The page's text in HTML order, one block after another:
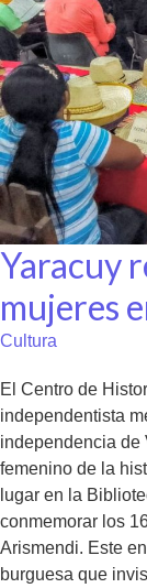
Yaracuy
mujeres
Cultura
El Centro de
independentista
independencia de
femenino de la
lugar en la
conmemorar los
Arismendi. Este
burguesa que